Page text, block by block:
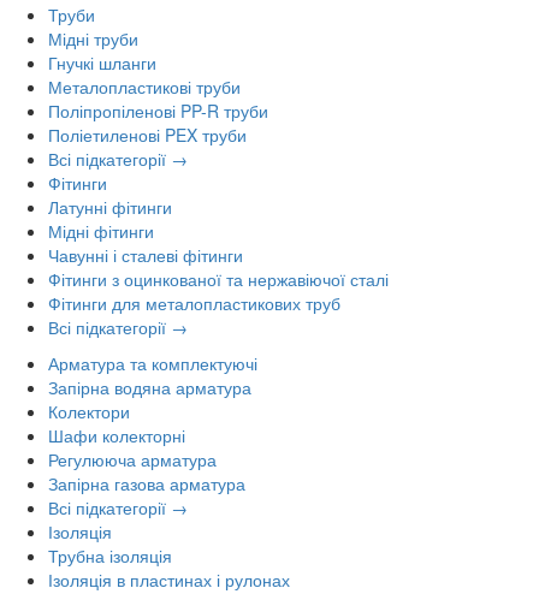
Труби
Мідні труби
Гнучкі шланги
Металопластикові труби
Поліпропіленові PP-R труби
Поліетиленові PEX труби
Всі підкатегорії →
Фітинги
Латунні фітинги
Мідні фітинги
Чавунні і сталеві фітинги
Фітинги з оцинкованої та нержавіючої сталі
Фітинги для металопластикових труб
Всі підкатегорії →
Арматура та комплектуючі
Запірна водяна арматура
Колектори
Шафи колекторні
Регулююча арматура
Запірна газова арматура
Всі підкатегорії →
Ізоляція
Трубна ізоляція
Ізоляція в пластинах і рулонах